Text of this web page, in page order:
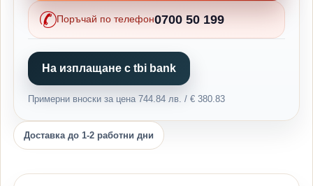
Поръчай по телефон0700 50 199
На изплащане с tbi bank
Примерни вноски за цена 744.84 лв. / € 380.83
Доставка до 1-2 работни дни